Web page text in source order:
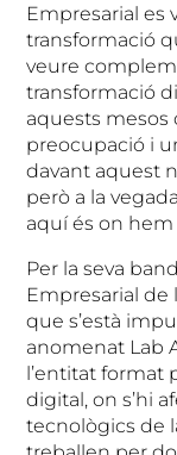
Empresarial es
transformació
veure
transformació
aquests mesos
preocupació i
davant aquest
però a la
aquí és on hem
Per la seva
Empresarial de
que s’està
anomenat Lab
l’entitat format
digital, on s’hi
tecnològics de